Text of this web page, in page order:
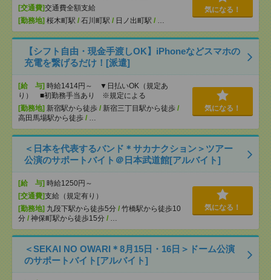
[交通費]交通費全額支給
[勤務地] 桜木町駅 / 石川町駅 / 日ノ出町駅 / …
気になる！
【シフト自由・現金手渡しOK】iPhoneなどスマホの
充電を繋げるだけ！[派遣]
[給 与] 時給1414円～ ▼日払いOK（規定あ
り） ■初勤務手当あり ※規定による
[勤務地] 新宿駅から徒歩 / 新宿三丁目駅から徒歩 /
高田馬場駅から徒歩 / …
気になる！
＜日本を代表するバンド＊サカナクション＞ツアー
公演のサポートバイト＠日本武道館[アルバイト]
[給 与] 時給1250円～
[交通費]支給（規定有り）
[勤務地] 九段下駅から徒歩5分 / 竹橋駅から徒歩10
分 / 神保町駅から徒歩15分 / …
気になる！
＜SEKAI NO OWARI＊8月15日・16日＞ドーム公演
のサポートバイト[アルバイト]